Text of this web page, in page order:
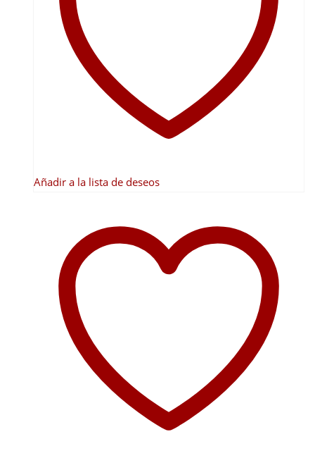
Añadir a la lista de deseos